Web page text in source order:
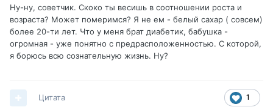
Ну-ну, советчик. Скоко ты весишь в соотношении роста и
возраста? Может померимся? Я не ем - белый сахар ( совсем)
более 20-ти лет. Что у меня брат диабетик, бабушка -
огромная - уже понятно с предрасположенностью. С которой,
я борюсь всю сознательную жизнь. Ну?
1
Цитата